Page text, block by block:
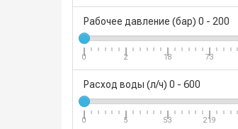
Рабочее давление (бар) 0 - 200
0 2 18 73
Расход воды (л/ч) 0 - 600
0 5 53 219